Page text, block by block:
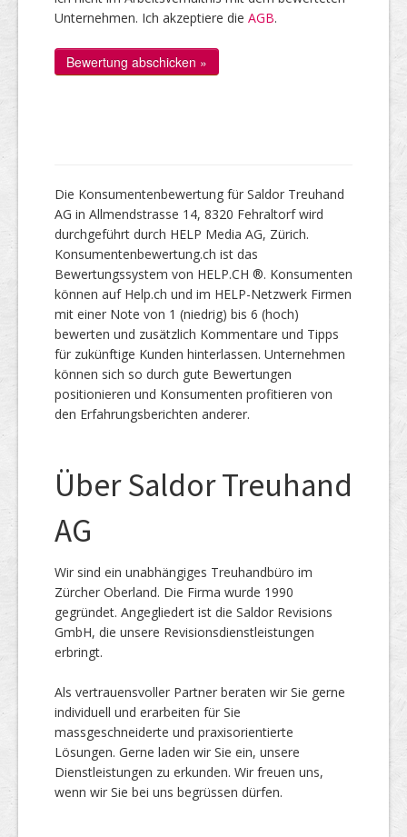
Unternehmen. Ich akzeptiere die AGB.
Die Konsumentenbewertung für Saldor Treuhand
AG in Allmendstrasse 14, 8320 Fehraltorf wird
durchgeführt durch HELP Media AG, Zürich.
Konsumentenbewertung.ch ist das
Bewertungssystem von HELP.CH ®. Konsumenten
können auf Help.ch und im HELP-Netzwerk Firmen
mit einer Note von 1 (niedrig) bis 6 (hoch)
bewerten und zusätzlich Kommentare und Tipps
für zukünftige Kunden hinterlassen. Unternehmen
können sich so durch gute Bewertungen
positionieren und Konsumenten profitieren von
den Erfahrungsberichten anderer.
Über Saldor Treuhand
AG
Wir sind ein unabhängiges Treuhandbüro im
Zürcher Oberland. Die Firma wurde 1990
gegründet. Angegliedert ist die Saldor Revisions
GmbH, die unsere Revisionsdienstleistungen
erbringt.
Als vertrauensvoller Partner beraten wir Sie gerne
individuell und erarbeiten für Sie
massgeschneiderte und praxisorientierte
Lösungen. Gerne laden wir Sie ein, unsere
Dienstleistungen zu erkunden. Wir freuen uns,
wenn wir Sie bei uns begrüssen dürfen.